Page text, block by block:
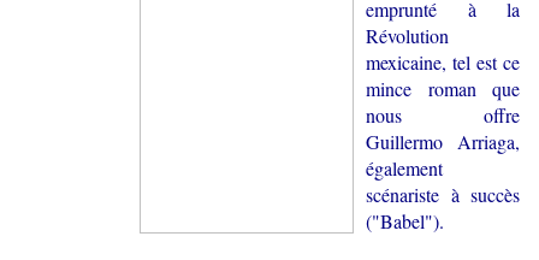
emprunté à la
Révolution
mexicaine, tel est ce
mince roman que
nous offre
Guillermo Arriaga,
également
scénariste à succès
("Babel").